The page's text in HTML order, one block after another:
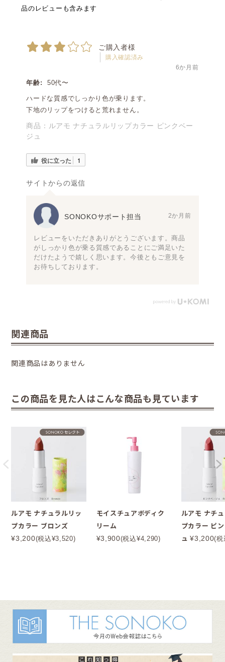
品のレビューも含みます
ご購入者様
購入確認済み
6か月前
年齢: 50代〜
ハードな質感でしっかり色が乗ります。
下地のリップをつけると荒れません。
商品： ルアモ ナチュラルリップカラー ピンクベー
ジュ
役に立った 1
サイトからの返信
SONOKOサポート担当 2か月前
レビューをいただきありがとうございます。商品
がしっかり色が乗る質感であることにご満足いた
だけたようで嬉しく思います。今後ともご意見を
お待ちしております。
関連商品
関連商品はありません
この商品を見た人はこんな商品も見ています
ルアモ ナチュラルリッ
プカラー ブロンズ
¥3,200(税込¥3,520)
モイスチュアボディク
リーム
¥3,900(税込¥4,290)
ルアモ ナチ
プカラー ピ
ュ¥3,200(税